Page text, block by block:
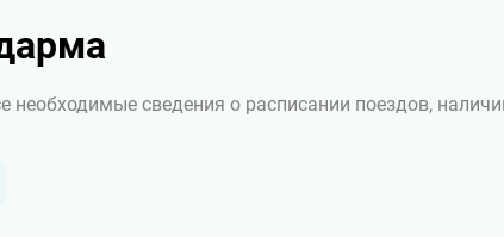
необходимые сведения о расписании поездов,